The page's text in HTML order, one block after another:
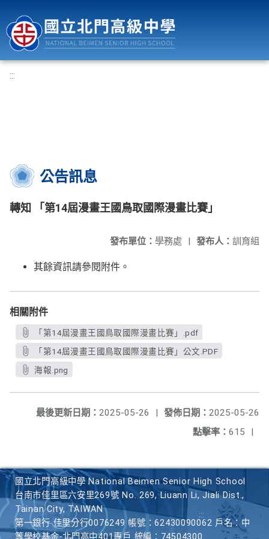
:::
公告訊息
轉知 「第14屆漫畫王國鳥取國際漫畫比賽」
發布人： 訓育組
發布單位： 學務處 |
其餘資訊請參閱附件。
相關附件
「第14屆漫畫王國鳥取國際漫畫比賽」.pdf
「第14屆漫畫王國鳥取國際漫畫比賽」公文.PDF
海報.png
發佈日期： 2025-05-26
最後更新日期： 2025-05-26
|
點擊率： 615 |
國立北門高級中學 National Beimen Senior High School
台南市佳里區六安里269號 No. 269, Liuann Li, Jiali Dist.,
Tainan City, TAIWAN
第一銀行 佳里分行0076249 帳號：62430090062 戶名：中
等學校基金-北門高中401專戶 統編：74504300